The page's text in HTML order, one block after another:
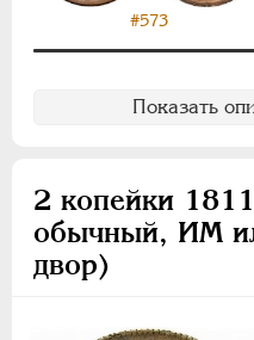
#573
Показать
2 копейки
обычный, ИМ
двор)